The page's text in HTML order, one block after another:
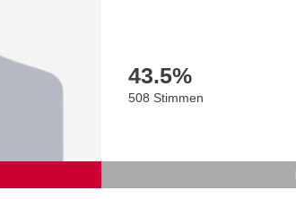
43.5%
508 Stimmen